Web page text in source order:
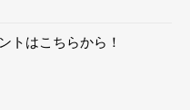
トはこちらから！